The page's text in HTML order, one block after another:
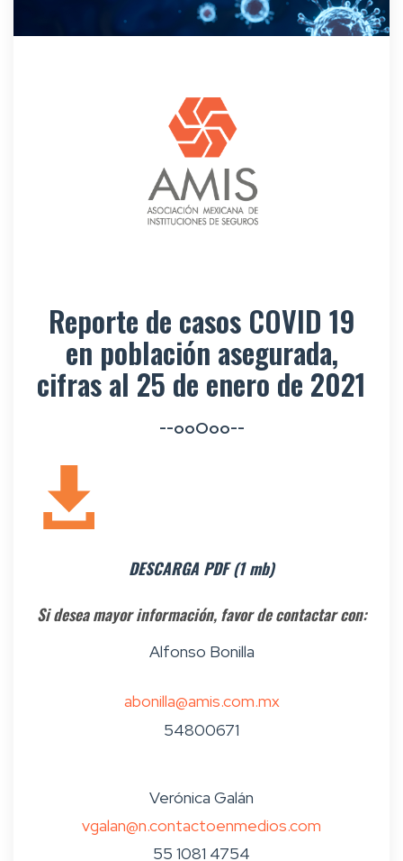
Reporte de casos COVID 19
en población asegurada,
cifras al 25 de enero de 2021
--ooOoo--
DESCARGA PDF (1 mb)
Si desea mayor información, favor de contactar con:
Alfonso Bonilla
abonilla@amis.com.mx
54800671
Verónica Galán
vgalan@n.contactoenmedios.com
55 1081 4754